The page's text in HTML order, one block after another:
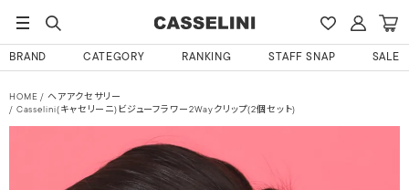
BRAND CATEGORY RANKING STAFF SNAP SALE
HOME
ヘアアクセサリー
Casselini(キャセリーニ)ビジューフラワー2Wayクリップ(2個セット)